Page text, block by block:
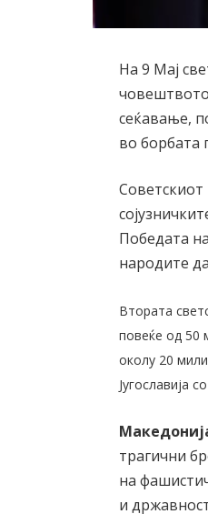
На 9 Мај
човештвото
сеќавање,
во борбата
Советскиот
Победата
народите
Втората
повеќе од 50
околу 20
Југославија
трагични
на
и